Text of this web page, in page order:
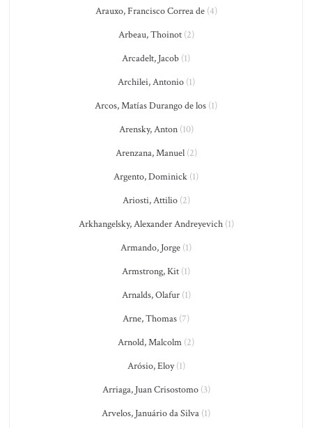
Arauxo, Francisco Correa de(4)
Arbeau, Thoinot(2)
Arcadelt, Jacob (1)
Archilei, Antonio(1)
Arcos, Matías Durango de los (1)
Arensky, Anton(10)
Arenzana, Manuel(2)
Argento, Dominick (1)
Ariosti, Attilio(2)
Arkhangelsky, Alexander Andreyevich(1)
Armando, Jorge (1)
Armstrong, Kit (1)
Arnalds, Olafur(1)
Arne, Thomas (7)
Arnold, Malcolm (2)
Arósio, Eloy(1)
Arriaga, Juan Crisostomo(3)
Arvelos, Januário da Silva (1)